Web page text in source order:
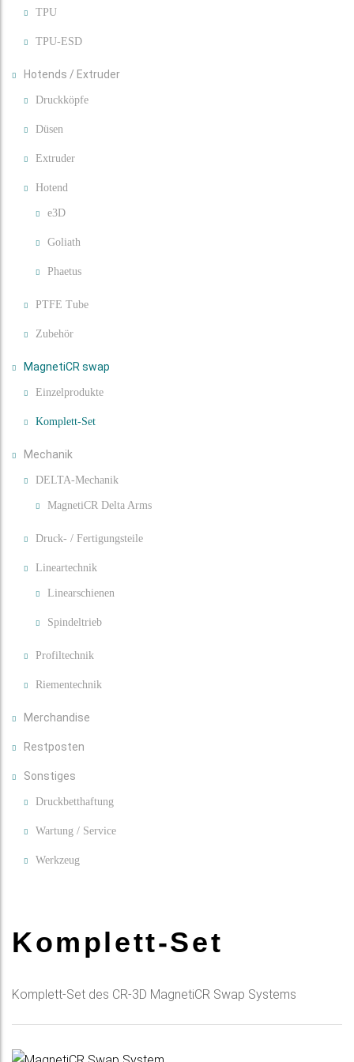
TPU
TPU-ESD
Hotends / Extruder
Druckköpfe
Düsen
Extruder
Hotend
e3D
Goliath
Phaetus
PTFE Tube
Zubehör
MagnetiCR swap
Einzelprodukte
Komplett-Set
Mechanik
DELTA-Mechanik
MagnetiCR Delta Arms
Druck- / Fertigungsteile
Lineartechnik
Linearschienen
Spindeltrieb
Profiltechnik
Riementechnik
Merchandise
Restposten
Sonstiges
Druckbetthaftung
Wartung / Service
Werkzeug
Komplett-Set
Komplett-Set des CR-3D MagnetiCR Swap Systems